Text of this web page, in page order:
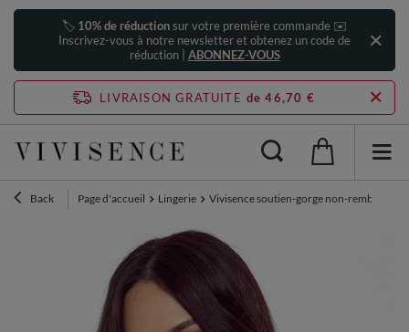
🏷️ 10% de réductionsur votre première commande ✉️
Inscrivez-vous à notre newsletter et obtenez un code de
réduction | ABONNEZ-VOUS
LIVRAISON GRATUITE de 46,70 €
Back Page d'accueil Lingerie Vivisence soutien-gorge non-rembourré